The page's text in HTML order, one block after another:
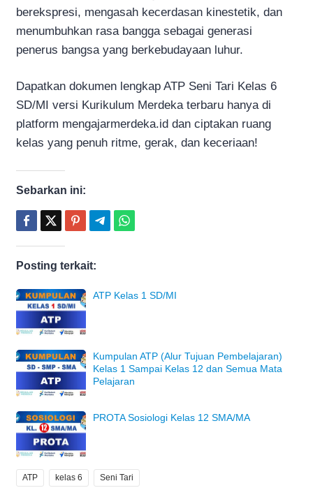
berekspresi, mengasah kecerdasan kinestetik, dan
menumbuhkan rasa bangga sebagai generasi
penerus bangsa yang berkebudayaan luhur.
Dapatkan dokumen lengkap ATP Seni Tari Kelas 6
SD/MI versi Kurikulum Merdeka terbaru hanya di
platform mengajarmerdeka.id dan ciptakan ruang
kelas yang penuh ritme, gerak, dan keceriaan!
Sebarkan ini:
Posting terkait:
ATP Kelas 1 SD/MI
Kumpulan ATP (Alur Tujuan Pembelajaran)
Kelas 1 Sampai Kelas 12 dan Semua Mata
Pelajaran
PROTA Sosiologi Kelas 12 SMA/MA
ATP kelas 6 Seni Tari